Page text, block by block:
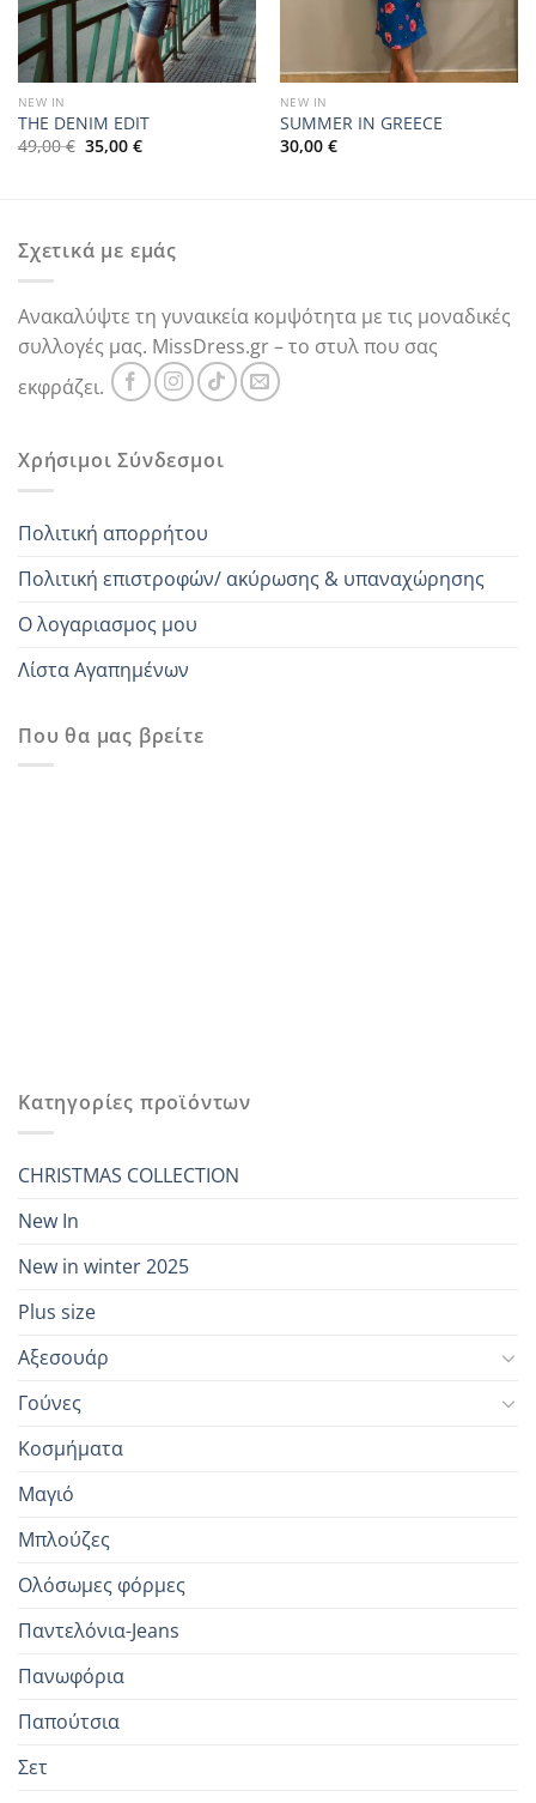
NEW IN
THE DENIM EDIT
49,00€ Original
price
35,00 €Η
τρέχουσα
NEW IN
SUMMER IN GREECE
30,00 €
Σχετικά με εμάς
Ανακαλύψτε τη γυναικεία κομψότητα με τις μοναδικές
συλλογές μας. MissDress.gr – το στυλ που σας
εκφράζει.
Χρήσιμοι Σύνδεσμοι
Πολιτική απορρήτου
Πολιτική επιστροφών/ ακύρωσης & υπαναχώρησης
Ο λογαριασμος μου
Λίστα Αγαπημένων
Που θα μας βρείτε
Κατηγορίες προϊόντων
CHRISTMAS COLLECTION
New In
New in winter 2025
Plus size
Αξεσουάρ
Γούνες
Κοσμήματα
Μαγιό
Μπλούζες
Ολόσωμες φόρμες
Παντελόνια-Jeans
Πανωφόρια
Παπούτσια
Σετ